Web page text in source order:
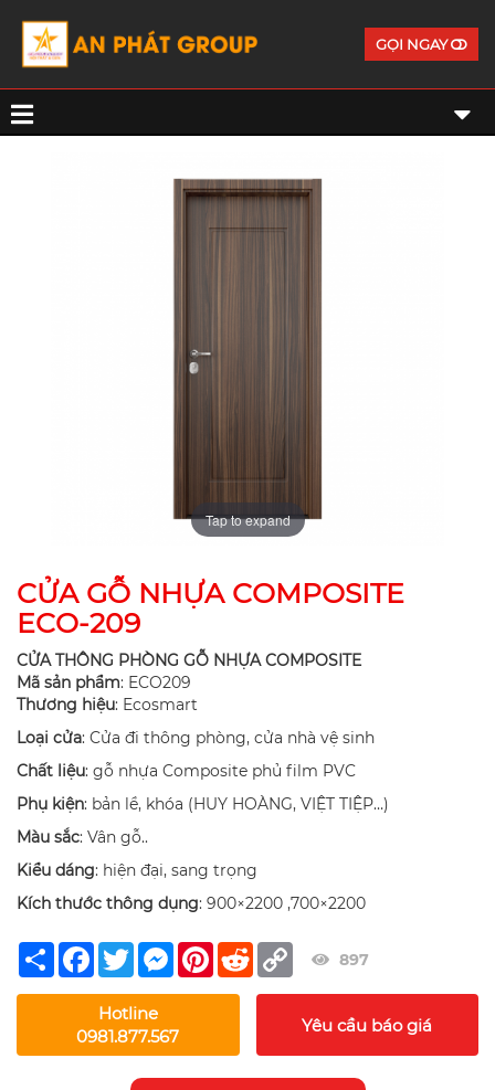
GỌI NGAY
Tap to expand
CỬA GỖ NHỰA COMPOSITE
ECO-209
CỬA THÔNG PHÒNG GỖ NHỰA COMPOSITE
Mã sản phẩm: ECO209
Thương hiệu: Ecosmart
Loại cửa: Cửa đi thông phòng, cửa nhà vệ sinh
Chất liệu: gỗ nhựa Composite phủ film PVC
Phụ kiện: bản lề, khóa (HUY HOÀNG, VIỆT TIỆP…)
Màu sắc: Vân gỗ..
Kiểu dáng: hiện đại, sang trọng
Kích thước thông dụng: 900×2200 ,700×2200
Share Facebook
TwitterMessengerPinterest
Reddit Copy
Link
897
Hotline
0981.877.567
Yêu cầu báo giá